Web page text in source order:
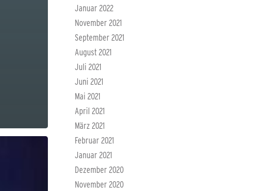
Januar 2022
November 2021
September 2021
August 2021
Juli 2021
Juni 2021
Mai 2021
April 2021
März 2021
Februar 2021
Januar 2021
Dezember 2020
November 2020